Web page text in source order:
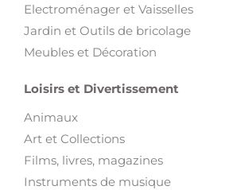
Electroménager et Vaisselles
Jardin et Outils de bricolage
Meubles et Décoration
Loisirs et Divertissement
Animaux
Art et Collections
Films, livres, magazines
Instruments de musique